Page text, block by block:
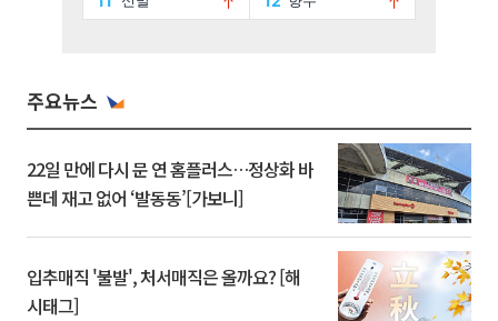
주요뉴스
22일 만에 다시 문 연 홈플러스…정상화 바
쁜데 재고 없어 ‘발동동’[가보니]
입추매직 '불발', 처서매직은 올까요? [해
시태그]